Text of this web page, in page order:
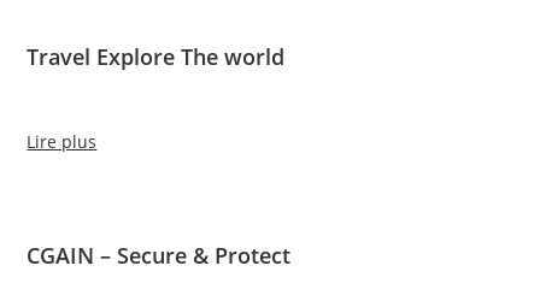
Travel Explore The world
Lire plus
CGAIN – Secure & Protect